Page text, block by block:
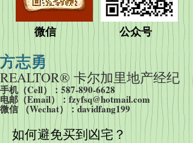
方志勇
REALTOR® 卡尔加里地产经纪
手机（Cell）：587-890-6628
​电邮（Email）： fzyfsq@hotmail.com
​微信 （Wechat）：davidfang199
微信 公众号
如何避免买到凶宅？